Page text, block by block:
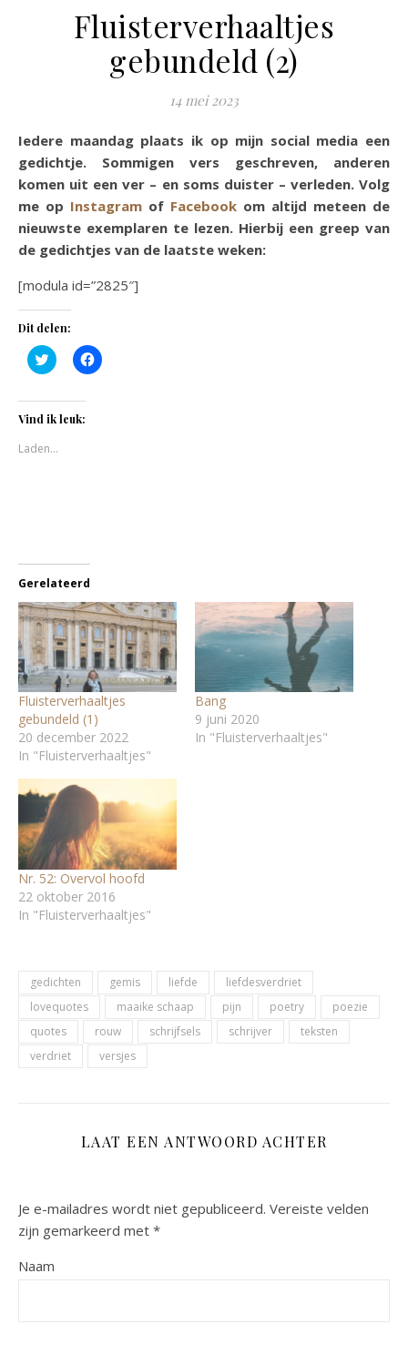
Fluisterverhaaltjes
gebundeld (2)
14 mei 2023
Iedere maandag plaats ik op mijn social media een
gedichtje. Sommigen vers geschreven, anderen
komen uit een ver – en soms duister – verleden. Volg
me op Instagram of Facebook om altijd meteen de
nieuwste exemplaren te lezen. Hierbij een greep van
de gedichtjes van de laatste weken:
[modula id=”2825″]
Dit delen:
Klik
om
met
Twitter
(Wordt
een
Klik
om
Vind ik leuk:
Laden...
Gerelateerd
Fluisterverhaaltjes
gebundeld (1)
20 december 2022
In "Fluisterverhaaltjes"
Bang
9 juni 2020
In "Fluisterverhaaltjes"
Nr. 52: Overvol hoofd
22 oktober 2016
In "Fluisterverhaaltjes"
gedichten gemis liefde
liefdesverdriet
lovequotes
maaike schaap pijn poetry
poezie
quotes
rouw schrijfsels schrijver
teksten
verdriet
versjes
LAAT EEN ANTWOORD ACHTER
Je e-mailadres wordt niet gepubliceerd. Vereiste velden
zijn gemarkeerd met *
Naam